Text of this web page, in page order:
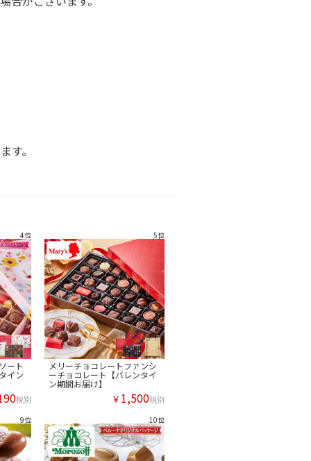
す。
ート
イン
税別
メリーチョコレートファンシ
ーチョコレート【バレンタイ
ン期間お届け】
￥ 1,500税別